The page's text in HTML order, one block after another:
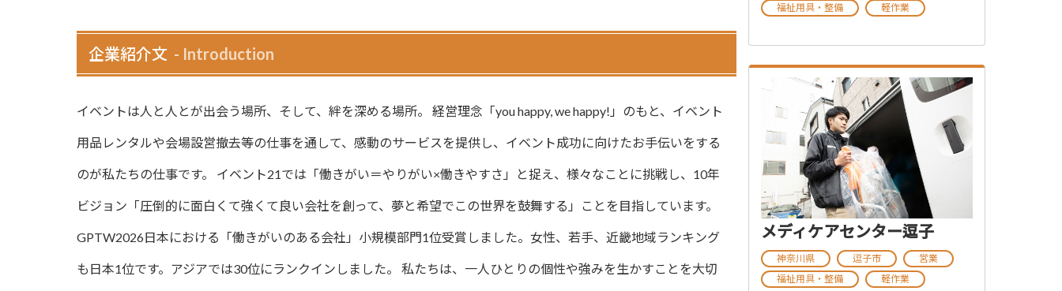
企業紹介文 Introduction
イベントは人と人とが出会う場所、そして、絆を深める場所。 経営理念「you happy, we happy!」のもと、イベント
用品レンタルや会場設営撤去等の仕事を通して、感動のサービスを提供し、イベント成功に向けたお手伝いをする
のが私たちの仕事です。 イベント21では「働きがい＝やりがい×働きやすさ」と捉え、様々なことに挑戦し、10年
ビジョン「圧倒的に面白くて強くて良い会社を創って、夢と希望でこの世界を鼓舞する」ことを目指しています。
GPTW2026日本における「働きがいのある会社」小規模部門1位受賞しました。女性、若手、近畿地域ランキング
も日本1位です。アジアでは30位にランクインしました。 私たちは、一人ひとりの個性や強みを生かすことを大切
福祉用具・整備
軽作業
メディケアセンター逗子
神奈川県 逗子市
営業
福祉用具・整備
軽作業